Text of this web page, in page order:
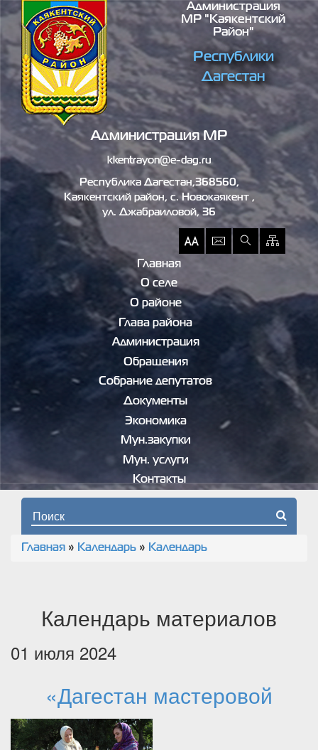
Перейти к основному содержаниюАдминистрация
МР "Каякентский
Район"
Республики
Дагестан
Администрация МР
kkentrayon@e-dag.ru
Республика Дагестан,368560,
Каякентский район, c. Новокаякент ,
ул. Джабраиловой, 36
Главная
О селе
О районе
Глава района
Администрация
Обращения
Собрание депутатов
Документы
Экономика
Мун.закупки
Мун. услуги
Контакты
Форма поиска
Вы здесь
Главная » Календарь » Календарь
Календарь материалов
01 июля 2024
«Дагестан мастеровой